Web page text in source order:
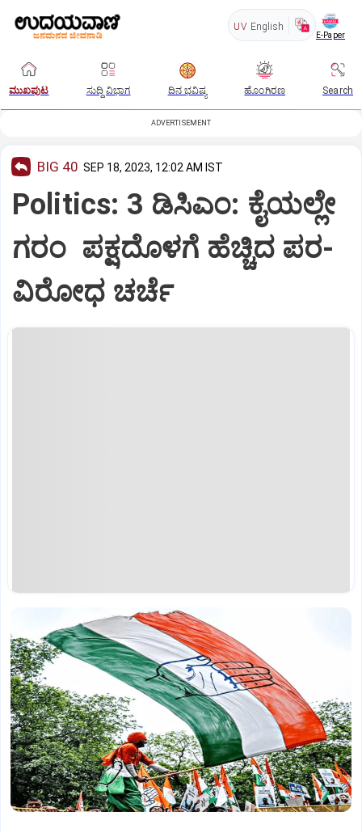
UV English
E-Paper
ಮುಖಪುಟ ಸುದ್ದಿ ವಿಭಾಗ ದಿನ ಭವಿಷ್ಯ ಹೊಂಗಿರಣ Search
ADVERTISEMENT
BIG 40 SEP 18, 2023, 12:02 AM IST
Politics: 3 ಡಿಸಿಎಂ: ಕೈಯಲ್ಲೇ
ಗರಂ ಪಕ್ಷದೊಳಗೆ ಹೆಚ್ಚಿದ ಪರ-
ವಿರೋಧ ಚರ್ಚೆ